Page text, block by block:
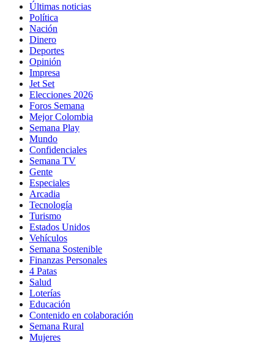
Últimas noticias
Política
Nación
Dinero
Deportes
Opinión
Impresa
Jet Set
Elecciones 2026
Foros Semana
Mejor Colombia
Semana Play
Mundo
Confidenciales
Semana TV
Gente
Especiales
Arcadia
Tecnología
Turismo
Estados Unidos
Vehículos
Semana Sostenible
Finanzas Personales
4 Patas
Salud
Loterías
Educación
Contenido en colaboración
Semana Rural
Mujeres